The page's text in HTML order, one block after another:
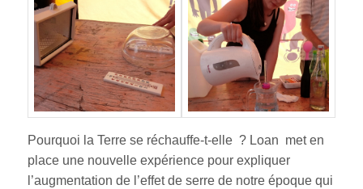
Pourquoi la Terre se réchauffe-t-elle ? Loan met en
place une nouvelle expérience pour expliquer
l’augmentation de l’effet de serre de notre époque qui